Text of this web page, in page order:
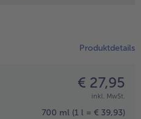
Produktdetails
€ 27,95
inkl. MwSt.
700 ml (1 l = € 39,93)